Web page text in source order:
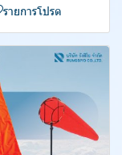
รายการโปรด